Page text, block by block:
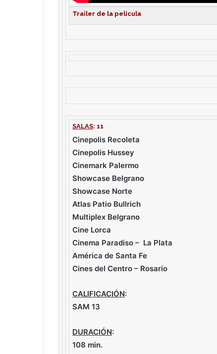
Trailer de la película
SALAS: 11
Cinepolis Recoleta
Cinepolis Hussey
Cinemark Palermo
Showcase Belgrano
Showcase Norte
Atlas Patio Bullrich
Multiplex Belgrano
Cine Lorca
Cinema Paradiso – La Plata
América de Santa Fe
Cines del Centro – Rosario
CALIFICACIÓN:
SAM 13
DURACIÓN:
108 min.